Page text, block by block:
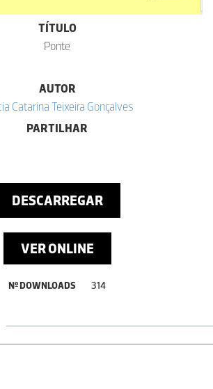
TÍTULO
Ponte
AUTOR
Catarina Teixeira Gonçalves
PARTILHAR
DESCARREGAR
VER ONLINE
Nº DOWNLOADS 314